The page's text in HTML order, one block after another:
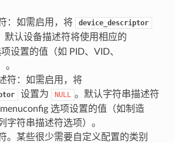
：如需启用，将 device_descriptor
默认设备描述符将使用相应的
设置的值（如 PID、VID、
。
符：如需启用，将
设置为 NULL 。默认字符串描述符
选项设置的值（如制造
字符串描述符选项）。
。某些很少需要自定义配置的类别